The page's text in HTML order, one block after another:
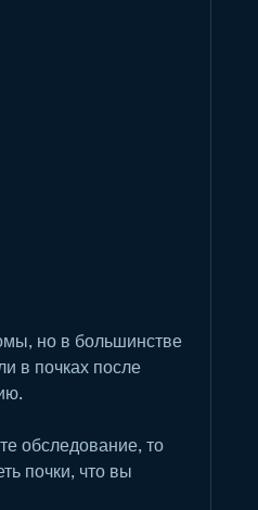
в почках после
обследование, то
почки, что вы